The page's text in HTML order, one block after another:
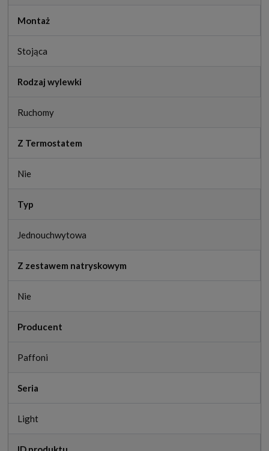
Montaż
Stojąca
Rodzaj wylewki
Ruchomy
Z Termostatem
Nie
Typ
Jednouchwytowa
Z zestawem natryskowym
Nie
Producent
Paffoni
Seria
Light